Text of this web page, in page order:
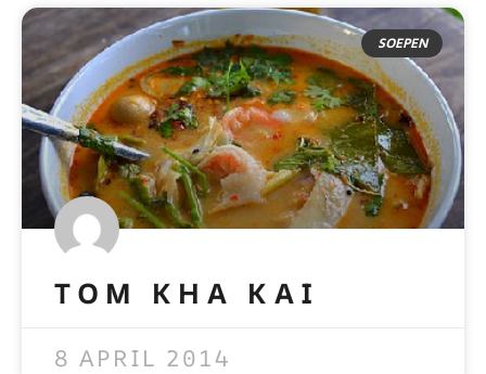
SOEPEN
TOM KHA KAI
8 APRIL 2014